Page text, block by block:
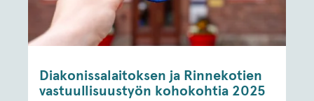
Diakonissalaitoksen ja Rinnekotien
vastuullisuustyön kohokohtia 2025